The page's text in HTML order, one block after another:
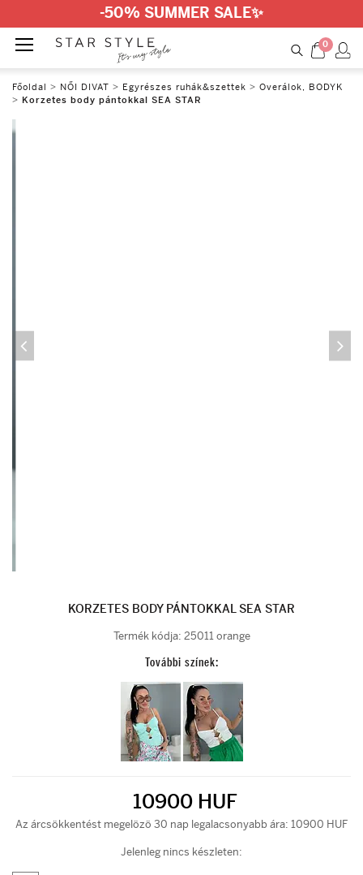
-50% SUMMER SALE✨
0
Főoldal > NŐI DIVAT > Egyrészes ruhák&szettek > Overálok, BODYK
> Korzetes body pántokkal SEA STAR
KORZETES BODY PÁNTOKKAL SEA STAR
Termék kódja: 25011 orange
További színek:
10900 HUF
Az árcsökkentést megelözö 30 nap legalacsonyabb ára: 10900 HUF
Jelenleg nincs készleten: